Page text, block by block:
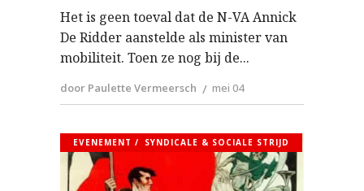
Het is geen toeval dat de N-VA Annick
De Ridder aanstelde als minister van
mobiliteit. Toen ze nog bij de
door Paulette Vermeersch mei 04
EVENEMENT SYNDICALE & SOCIALE STRIJD